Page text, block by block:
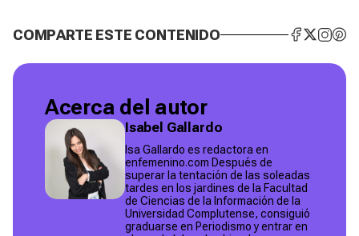
COMPARTE ESTE CONTENIDO
Acerca del autor
Isabel Gallardo
Isa Gallardo es redactora en
enfemenino.com Después de
superar la tentación de las soleadas
tardes en los jardines de la Facultad
de Ciencias de la Información de la
Universidad Complutense, consiguió
graduarse en Periodismo y entrar en